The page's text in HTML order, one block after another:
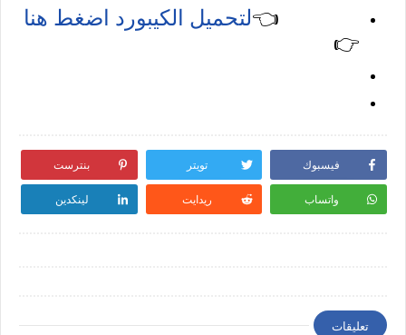
👈لتحميل الكيبورد اضغط هنا
👉
فيسبوك تويتر بنترست
واتساب ريدايت لينكدين
تعليقات